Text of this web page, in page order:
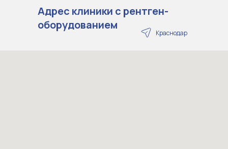
Адрес клиники с рентген-
оборудованием
Краснодар